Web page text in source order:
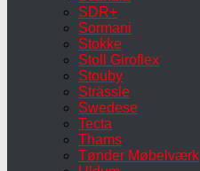
SDR+
Sormani
Stokke
Stoll Giroflex
Stouby
Strässle
Swedese
Tecta
Thams
Tønder Møbelværk